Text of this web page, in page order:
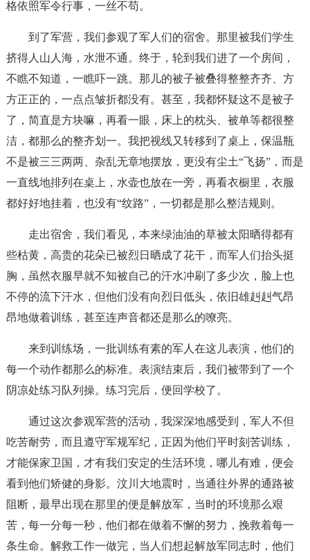
格依照军令行事，一丝不苟。
到了军营，我们参观了军人们的宿舍。那里被我们学生
挤得人山人海，水泄不通。终于，轮到我们进了一个房间，
不瞧不知道，一瞧吓一跳。那儿的被子被叠得整整齐齐、方
方正正的，一点点皱折都没有。甚至，我都怀疑这不是被子
了，简直是方块嘛，再看一眼，床上的枕头、被单等都很整
洁，都那么的整齐划一。我把视线又转移到了桌上，保温瓶
不是被三三两两、杂乱无章地摆放，更没有尘土“飞扬”，而是
一直线地排列在桌上，水壶也放在一旁，再看衣橱里，衣服
都好好地挂着，也没有“纹路”，一切都是那么整洁规则。
走出宿舍，我们看见，本来绿油油的草被太阳晒得都有
些枯黄，高贵的花朵已被烈日晒成了花干，而军人们抬头挺
胸，虽然衣服早就不知被自己的汗水冲刷了多少次，脸上也
不停的流下汗水，但他们没有向烈日低头，依旧雄赳赳气昂
昂地做着训练，甚至连声音都还是那么的嘹亮。
来到训练场，一批训练有素的军人在这儿表演，他们的
每一个动作都那么的标准。表演结束后，我们被带到了一个
阴凉处练习队列操。练习完后，便回学校了。
通过这次参观军营的活动，我深深地感受到，军人不但
吃苦耐劳，而且遵守军规军纪，正因为他们平时刻苦训练，
才能保家卫国，才有我们安定的生活环境，哪儿有难，便会
看到他们矫健的身影。汶川大地震时，当通往外界的通路被
阻断，最早出现在那里的便是解放军，当时的环境那么艰
苦，每一分每一秒，他们都在做着不懈的努力，挽救着每一
条生命。解救工作一做完，当人们想起解放军同志时，他们